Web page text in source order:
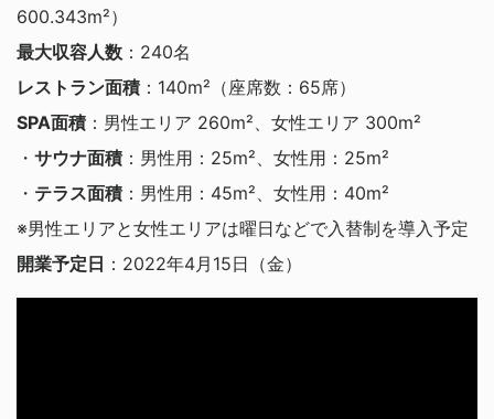
600.343m²）
最大収容人数 ：240名
レストラン面積 ：140m²（座席数：65席）
SPA面積 ：男性エリア 260m²、女性エリア 300m²
・ サウナ面積 ：男性用：25m²、女性用：25m²
・ テラス面積 ：男性用：45m²、女性用：40m²
※男性エリアと女性エリアは曜日などで入替制を導入予定
開業予定日 ：2022年4月15日（金）